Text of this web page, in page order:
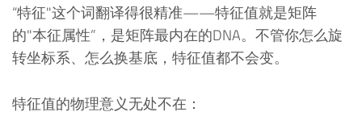
“特征"这个词翻译得很精准——特征值就是矩阵
的"本征属性”，是矩阵最内在的DNA。不管你怎么旋
转坐标系、怎么换基底，特征值都不会变。
特征值的物理意义无处不在：